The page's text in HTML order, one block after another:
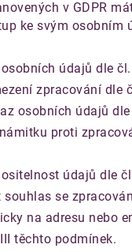
v GDPR
ke svým osobním
údajů dle čl.
zpracování dle
osobních údajů dle
proti
údajů dle
souhlas se
na adresu nebo
těchto podmínek.